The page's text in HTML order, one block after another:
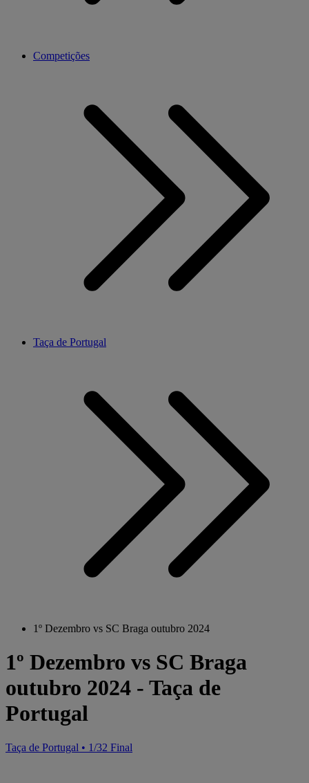
Competições
Taça de Portugal
1º Dezembro vs SC Braga outubro 2024
1º Dezembro vs SC Braga
outubro 2024 - Taça de
Portugal
Taça de Portugal • 1/32 Final